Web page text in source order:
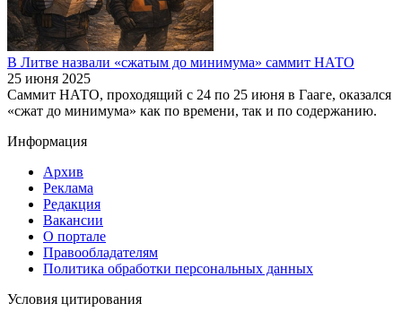
В Литве назвали «сжатым до минимума» саммит НАТО
25 июня 2025
Саммит НАТО, проходящий с 24 по 25 июня в Гааге, оказался
«сжат до минимума» как по времени, так и по содержанию.
Информация
Архив
Реклама
Редакция
Вакансии
О портале
Правообладателям
Политика обработки персональных данных
Условия цитирования